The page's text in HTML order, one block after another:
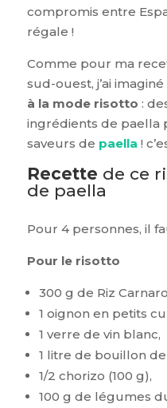
compromis entre
régale !
Comme pour ma
sud-ouest, j’ai
à la mode risotto :
ingrédients de paella
saveurs de paella !
Recette de ce
de paella
Pour 4 personnes, il
Pour le risotto
300 g de Riz
1 oignon en petits
1 verre de vin blanc,
1 litre de bouillon
1/2 chorizo (100 g),
100 g de légumes